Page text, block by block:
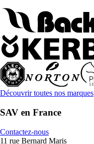
Découvrir toutes nos marques
SAV en France
Contactez-nous
11 rue Bernard Maris